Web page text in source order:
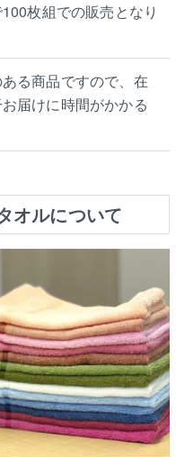
枚組での販売となり
る商品ですので、在
届けに時間がかかる
オルについて